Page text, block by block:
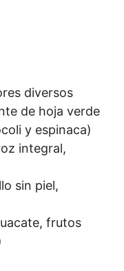
diversos
de hoja verde
y espinaca)
integral,
sin piel,
frutos